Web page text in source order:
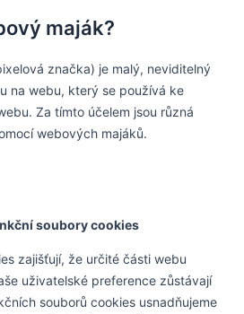
maják?
značka) je malý, neviditelný
na webu, který se používá ke
Za tímto účelem jsou různá
webových majáků.
soubory cookies
zajišťují, že určité části webu
uživatelské preference zůstávají
souborů cookies usnadňujeme